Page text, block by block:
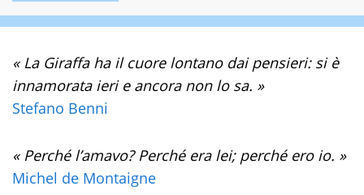
« La Giraffa ha il cuore lontano dai pensieri: si è
innamorata ieri e ancora non lo sa. »
Stefano Benni
« Perché l’amavo? Perché era lei; perché ero io. »
Michel de Montaigne